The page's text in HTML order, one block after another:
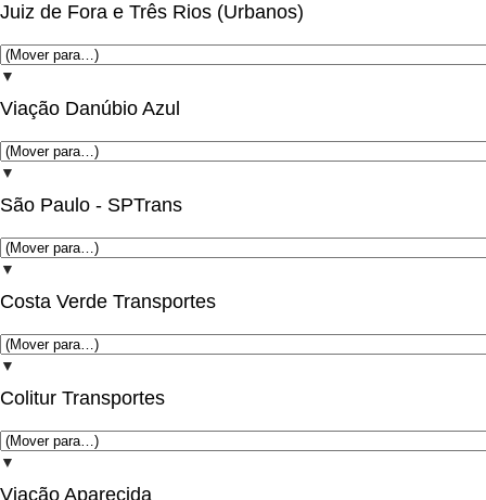
Juiz de Fora e Três Rios (Urbanos)
▼
Viação Danúbio Azul
▼
São Paulo - SPTrans
▼
Costa Verde Transportes
▼
Colitur Transportes
▼
Viação Aparecida